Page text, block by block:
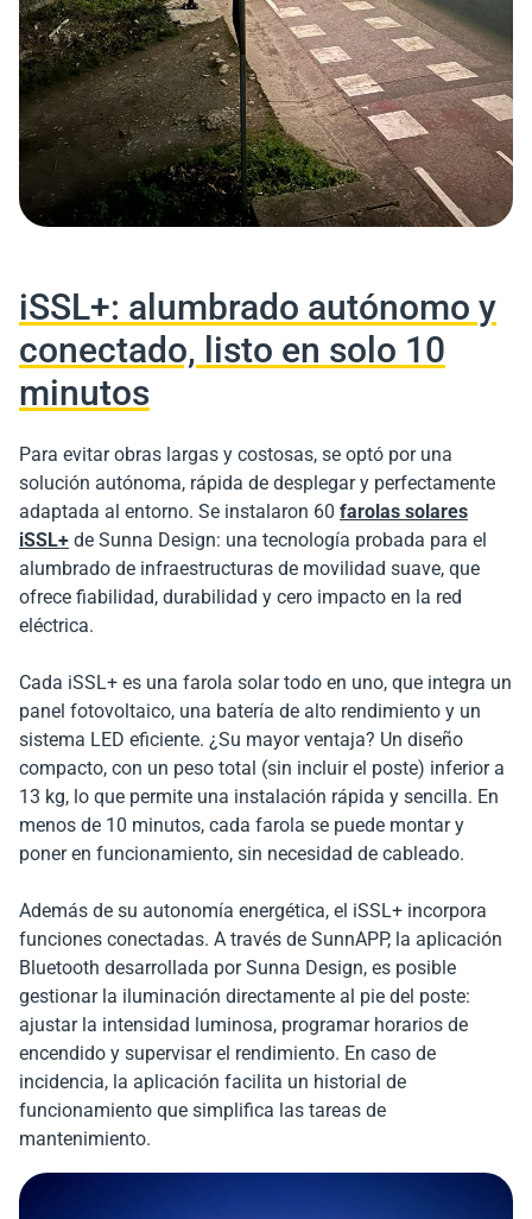
iSSL+: alumbrado autónomo y
conectado, listo en solo 10
minutos
Para evitar obras largas y costosas, se optó por una
solución autónoma, rápida de desplegar y perfectamente
adaptada al entorno. Se instalaron 60 farolas solares
iSSL+ de Sunna Design: una tecnología probada para el
alumbrado de infraestructuras de movilidad suave, que
ofrece fiabilidad, durabilidad y cero impacto en la red
eléctrica.
Cada iSSL+ es una farola solar todo en uno, que integra un
panel fotovoltaico, una batería de alto rendimiento y un
sistema LED eficiente. ¿Su mayor ventaja? Un diseño
compacto, con un peso total (sin incluir el poste) inferior a
13 kg, lo que permite una instalación rápida y sencilla. En
menos de 10 minutos, cada farola se puede montar y
poner en funcionamiento, sin necesidad de cableado.
Además de su autonomía energética, el iSSL+ incorpora
funciones conectadas. A través de SunnAPP, la aplicación
Bluetooth desarrollada por Sunna Design, es posible
gestionar la iluminación directamente al pie del poste:
ajustar la intensidad luminosa, programar horarios de
encendido y supervisar el rendimiento. En caso de
incidencia, la aplicación facilita un historial de
funcionamiento que simplifica las tareas de
mantenimiento.